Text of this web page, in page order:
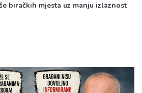
biračkih mjesta uz manju izlaznost